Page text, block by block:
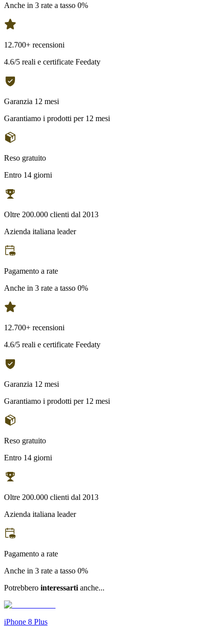
Anche in 3 rate a tasso 0%
12.700+ recensioni
4.6/5 reali e certificate Feedaty
Garanzia 12 mesi
Garantiamo i prodotti per 12 mesi
Reso gratuito
Entro 14 giorni
Oltre 200.000 clienti dal 2013
Azienda italiana leader
Pagamento a rate
Anche in 3 rate a tasso 0%
12.700+ recensioni
4.6/5 reali e certificate Feedaty
Garanzia 12 mesi
Garantiamo i prodotti per 12 mesi
Reso gratuito
Entro 14 giorni
Oltre 200.000 clienti dal 2013
Azienda italiana leader
Pagamento a rate
Anche in 3 rate a tasso 0%
Potrebbero interessarti anche...
iPhone 8 Plus